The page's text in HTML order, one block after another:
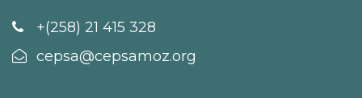
+(258) 21 415 328
cepsa@cepsamoz.org